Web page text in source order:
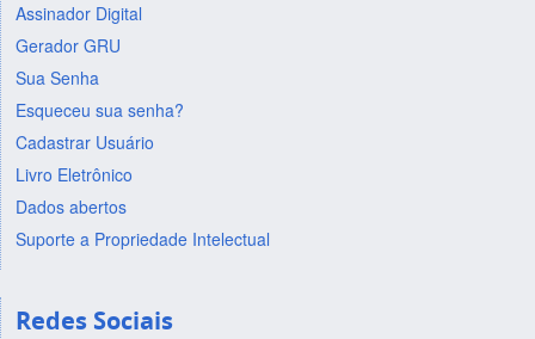
Assinador Digital
Gerador GRU
Sua Senha
Esqueceu sua senha?
Cadastrar Usuário
Livro Eletrônico
Dados abertos
Suporte a Propriedade Intelectual
Redes Sociais